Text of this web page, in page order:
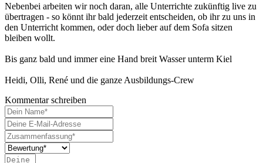
Nebenbei arbeiten wir noch daran, alle Unterrichte zukünftig live zu
übertragen - so könnt ihr bald jederzeit entscheiden, ob ihr zu uns in
den Unterricht kommen, oder doch lieber auf dem Sofa sitzen
bleiben wollt.
Bis ganz bald und immer eine Hand breit Wasser unterm Kiel
Heidi, Olli, René und die ganze Ausbildungs-Crew
Kommentar schreiben